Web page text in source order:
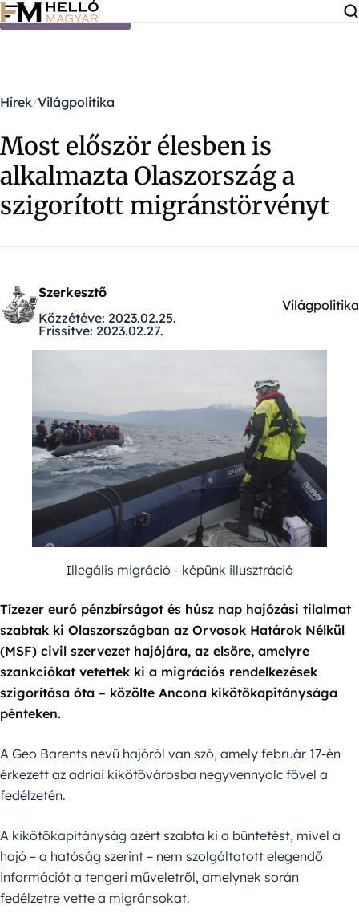
Ugrás a tartalomra
Hírek Világpolitika
Most először élesben is
alkalmazta Olaszország a
szigorított migránstörvényt
Szerkesztő
Közzétéve: 2023.02.25.
Frissítve: 2023.02.27.
Kategóriák:
Világpolitika
Illegális migráció - képünk illusztráció
Tízezer euró pénzbírságot és húsz nap hajózási tilalmat
szabtak ki Olaszországban az Orvosok Határok Nélkül
(MSF) civil szervezet hajójára, az elsőre, amelyre
szankciókat vetettek ki a migrációs rendelkezések
szigorítása óta – közölte Ancona kikötőkapitánysága
pénteken.
A Geo Barents nevű hajóról van szó, amely február 17-én
érkezett az adriai kikötővárosba negyvennyolc fővel a
fedélzetén.
A kikötőkapitányság azért szabta ki a büntetést, mivel a
hajó – a hatóság szerint – nem szolgáltatott elegendő
információt a tengeri műveletről, amelynek során
fedélzetre vette a migránsokat.